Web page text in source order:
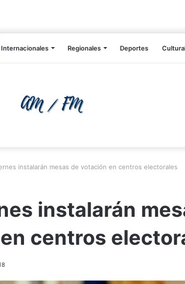
Internacionales Regionales Deportes
instalarán mesas de votación en centros electorales
instalarán
centros